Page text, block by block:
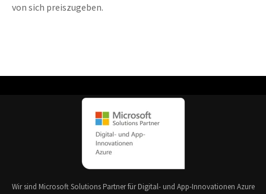
von sich preiszugeben.
Wir sind Microsoft Solutions Partner für Digital- und App-Innovationen Azure